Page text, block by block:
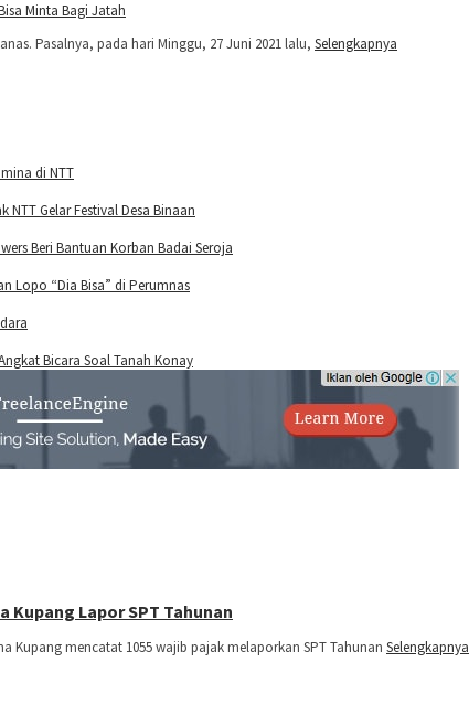
Minta Bagi Jatah
Pasalnya, pada hari Minggu, 27 Juni 2021 lalu, Selengkapnya
di NTT
Gelar Festival Desa Binaan
Beri Bantuan Korban Badai Seroja
Lopo “Dia Bisa” di Perumnas
Bicara Soal Tanah Konay
Kupang Lapor SPT Tahunan
Kupang mencatat 1055 wajib pajak melaporkan SPT Tahunan Selengkapnya